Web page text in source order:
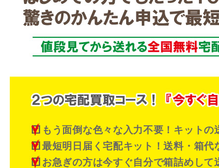
もう面倒な色々な入力不要！キット
最短明日届く宅配キット！送料・箱代
お急ぎの方は今すぐ自分で箱詰めして